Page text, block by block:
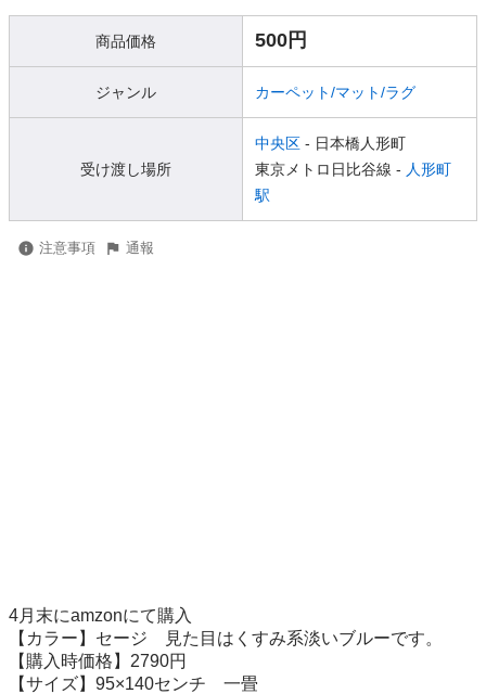
商品価格 500円
ジャンル カーペット/マット/ラグ
受け渡し場所
中央区 - 日本橋人形町
東京メトロ日比谷線 - 人形町
駅
注意事項 通報
4月末にamzonにて購入
【カラー】セージ　見た目はくすみ系淡いブルーです。
【購入時価格】2790円
【サイズ】95×140センチ　一畳